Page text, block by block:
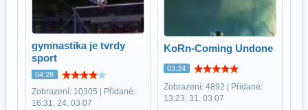
gymnastika je tvrdy
sport
04:28
Zobrazení: 10305 | Přidané:
16:31, 24. 03 07
KoRn-Coming Undone
03:24
Zobrazení: 4892 | Přidané:
13:23, 31. 03 07